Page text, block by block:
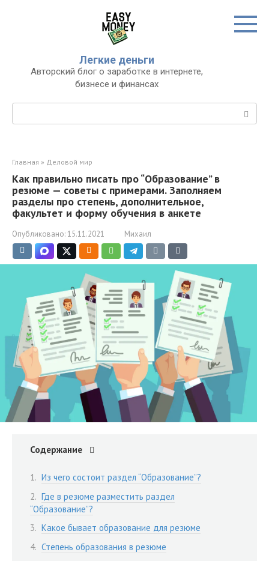
Легкие деньги
Авторский блог о заработке в интернете,
бизнесе и финансах
Поиск:
Главная » Деловой мир
Как правильно писать про “Образование” в
резюме — советы с примерами. Заполняем
разделы про степень, дополнительное,
факультет и форму обучения в анкете
Опубликовано:15.11.2021 Михаил
Содержание
Из чего состоит раздел “Образование”?
Где в резюме разместить раздел
“Образование”?
Какое бывает образование для резюме
Степень образования в резюме